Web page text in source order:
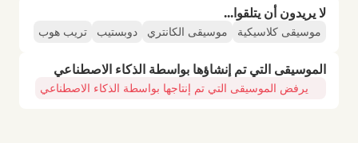
لا يريدون أن يتلقوا...
موسيقى كلاسيكية موسيقى الكانتري دوبستيب تريب هوب
الموسيقى التي تم إنشاؤها بواسطة الذكاء الاصطناعي
يرفض الموسيقى التي تم إنتاجها بواسطة الذكاء الاصطناعي